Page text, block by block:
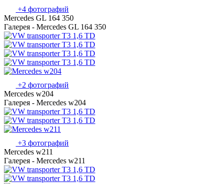
+4 фотографий
Mercedes GL 164 350
Галерея - Mercedes GL 164 350
+2 фотографий
Mercedes w204
Галерея - Mercedes w204
+3 фотографий
Mercedes w211
Галерея - Mercedes w211